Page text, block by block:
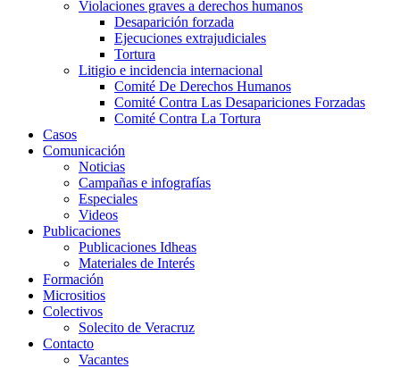
Violaciones graves a derechos humanos
Desaparición forzada​
Ejecuciones extrajudiciales
Tortura
Litigio e incidencia internacional
Comité De Derechos Humanos​
Comité Contra Las Desapariciones Forzadas
Comité Contra La Tortura​
Casos
Comunicación
Noticias
Campañas e infografías
Especiales
Videos
Publicaciones
Publicaciones Idheas
Materiales de Interés
Formación
Micrositios
Colectivos
Solecito de Veracruz
Contacto
Vacantes